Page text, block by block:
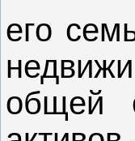
его
общей